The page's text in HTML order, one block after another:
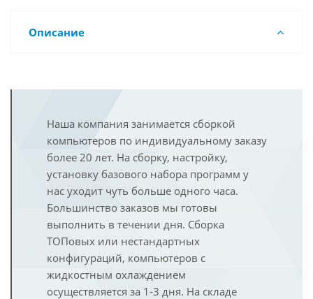
Описание
Наша компания занимается сборкой
компьютеров по индивидуальному заказу
более 20 лет. На сборку, настройку,
установку базового набора программ у
нас уходит чуть больше одного часа.
Большинство заказов мы готовы
выполнить в течении дня. Сборка
ТОПовых или нестандартных
конфигураций, компьютеров с
жидкостным охлаждением
осуществляется за 1-3 дня. На складе